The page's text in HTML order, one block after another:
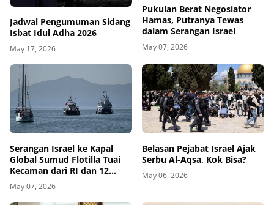
Jadwal Pengumuman Sidang
Isbat Idul Adha 2026
May 17, 2026
Pukulan Berat Negosiator
Hamas, Putranya Tewas
dalam Serangan Israel
May 07, 2026
Serangan Israel ke Kapal
Global Sumud Flotilla Tuai
Kecaman dari RI dan 12
Negara
May 07, 2026
Belasan Pejabat Israel Ajak
Serbu Al-Aqsa, Kok Bisa?
May 06, 2026